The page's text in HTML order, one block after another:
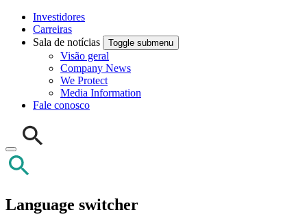
Investidores
Carreiras
Sala de notícias
Toggle submenu
Visão geral
Company News
We Protect
Media Information
Fale conosco
Language switcher